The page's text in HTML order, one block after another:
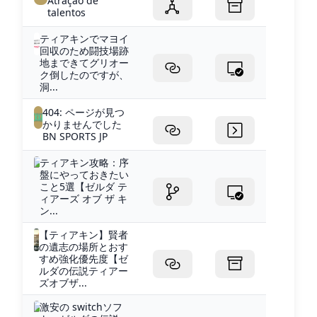
talentos
ティアキンでマヨイ
回収のため闘技場跡
地まできてグリオー
ク倒したのですが、
洞...
404: ページが見つ
かりませんでした
BN SPORTS JP
ティアキン攻略：序
盤にやっておきたい
こと5選【ゼルダ テ
ィアーズ オブ ザ キ
ン...
【ティアキン】賢者
の遺志の場所とおす
すめ強化優先度【ゼ
ルダの伝説ティアー
ズオブザ...
激安の switchソフ